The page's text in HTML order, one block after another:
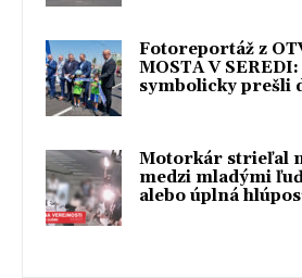
Fotoreportáž z
MOSTA V
symbolicky prešli
Motorkár strieľal
medzi mladými
alebo úplná